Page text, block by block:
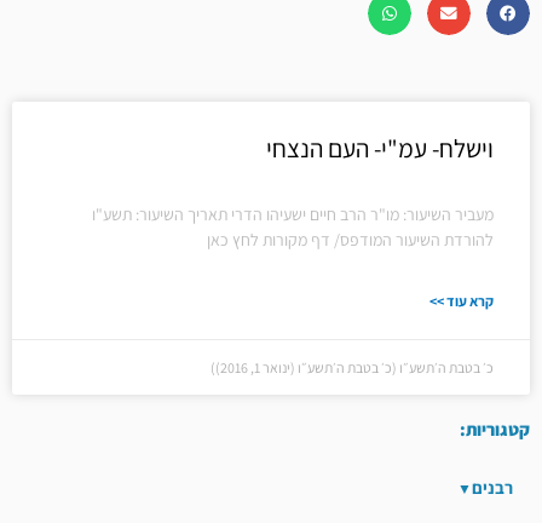
וישלח- עמ"י- העם הנצחי
מעביר השיעור: מו"ר הרב חיים ישעיהו הדרי תאריך השיעור: תשע"ו
להורדת השיעור המודפס/ דף מקורות לחץ כאן
קרא עוד >>
כ׳ בטבת ה׳תשע״ו (כ׳ בטבת ה׳תשע״ו (ינואר 1, 2016))
קטגוריות:
רבנים